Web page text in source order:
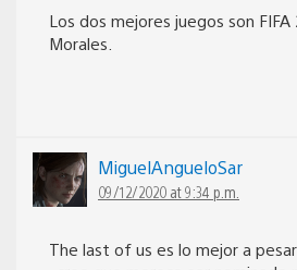
Los dos mejores juegos son FIFA
Morales.
MiguelAngueloSar
09/12/2020 at 9:34 p.m.
The last of us es lo mejor a